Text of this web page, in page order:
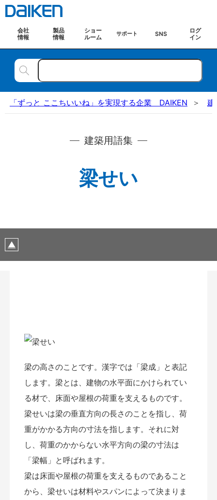
会社
情報
製品
情報
ショー
ルーム
サポート SNS
ログ
イン
「ずっと ここちいいね」を実現する企業 DAIKEN 建
建築用語集
梁せい
梁の高さのことです。漢字では「梁成」と表記
します。梁とは、建物の水平面にかけられてい
る材で、床面や屋根の荷重を支えるものです。
梁せいは梁の垂直方向の長さのことを指し、荷
重がかかる方向の寸法を指します。それに対
し、荷重のかからない水平方向の梁の寸法は
「梁幅」と呼ばれます。
梁は床面や屋根の荷重を支えるものであること
から、梁せいは材料やスパンによって決まりま